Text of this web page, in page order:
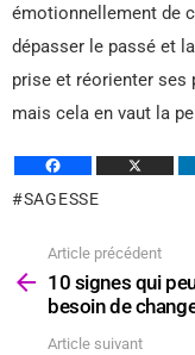
émotionnellement de
dépasser le passé et
prise et réorienter ses
mais cela en vaut la
SAGESSE
plus
Article précédent
10 signes qui
besoin de
Article suivant